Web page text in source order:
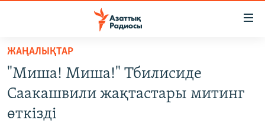
Skip
main
content
ЖАҢАЛЫҚТАР
AZATTYQTV
ЖАҢАЛЫҚТАР
"Миша! Миша!" Тбилисиде
Саакашвили жақтастары митинг
өткізді